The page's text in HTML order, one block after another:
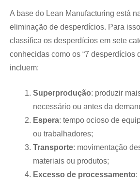
A base do Lean Manufacturing está
eliminação de desperdícios. Para
classifica os desperdícios em sete
conhecidas como os “7 desperdícios
incluem:
Superprodução: produzir
necessário ou antes da
Espera: tempo ocioso de
ou trabalhadores;
Transporte: movimentação
materiais ou produtos;
Excesso de processamento: